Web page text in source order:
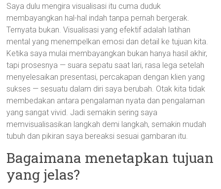
Saya dulu mengira visualisasi itu cuma duduk
membayangkan hal-hal indah tanpa pernah bergerak.
Ternyata bukan. Visualisasi yang efektif adalah latihan
mental yang menempelkan emosi dan detail ke tujuan kita.
Ketika saya mulai membayangkan bukan hanya hasil akhir,
tapi prosesnya — suara sepatu saat lari, rasa lega setelah
menyelesaikan presentasi, percakapan dengan klien yang
sukses — sesuatu dalam diri saya berubah. Otak kita tidak
membedakan antara pengalaman nyata dan pengalaman
yang sangat vivid. Jadi semakin sering saya
memvisualisasikan langkah demi langkah, semakin mudah
tubuh dan pikiran saya bereaksi sesuai gambaran itu.
Bagaimana menetapkan tujuan
yang jelas?